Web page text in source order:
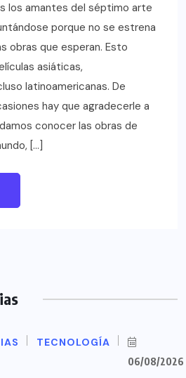
los amantes del séptimo arte
porque no se estrena
obras que esperan. Esto
asiáticas,
latinoamericanas. De
hay que agradecerle a
conocer las obras de
[…]
TECNOLOGÍA
06/08/2026